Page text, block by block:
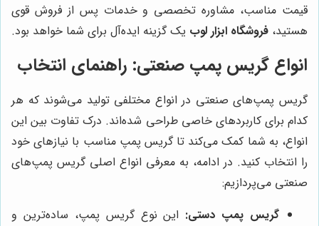
قیمت مناسب، مشاوره تخصصی و خدمات پس از فروش قوی
هستید، فروشگاه ابزار لوب یک گزینه ایده‌آل برای شما خواهد بود.
انواع گریس پمپ صنعتی: راهنمای انتخاب
گریس پمپ‌های صنعتی در انواع مختلفی تولید می‌شوند که هر
کدام برای کاربردهای خاصی طراحی شده‌اند. درک تفاوت بین این
انواع، به شما کمک می‌کند تا گریس پمپ مناسب با نیازهای خود
را انتخاب کنید. در ادامه، به معرفی انواع اصلی گریس پمپ‌های
صنعتی می‌پردازیم:
گریس پمپ دستی: این نوع گریس پمپ، ساده‌ترین و